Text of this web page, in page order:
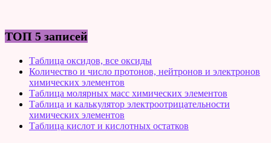
ТОП 5 записей
Таблица оксидов, все оксиды
Количество и число протонов, нейтронов и электронов
химических элементов
Таблица молярных масс химических элементов
Таблица и калькулятор электроотрицательности
химических элементов
Таблица кислот и кислотных остатков